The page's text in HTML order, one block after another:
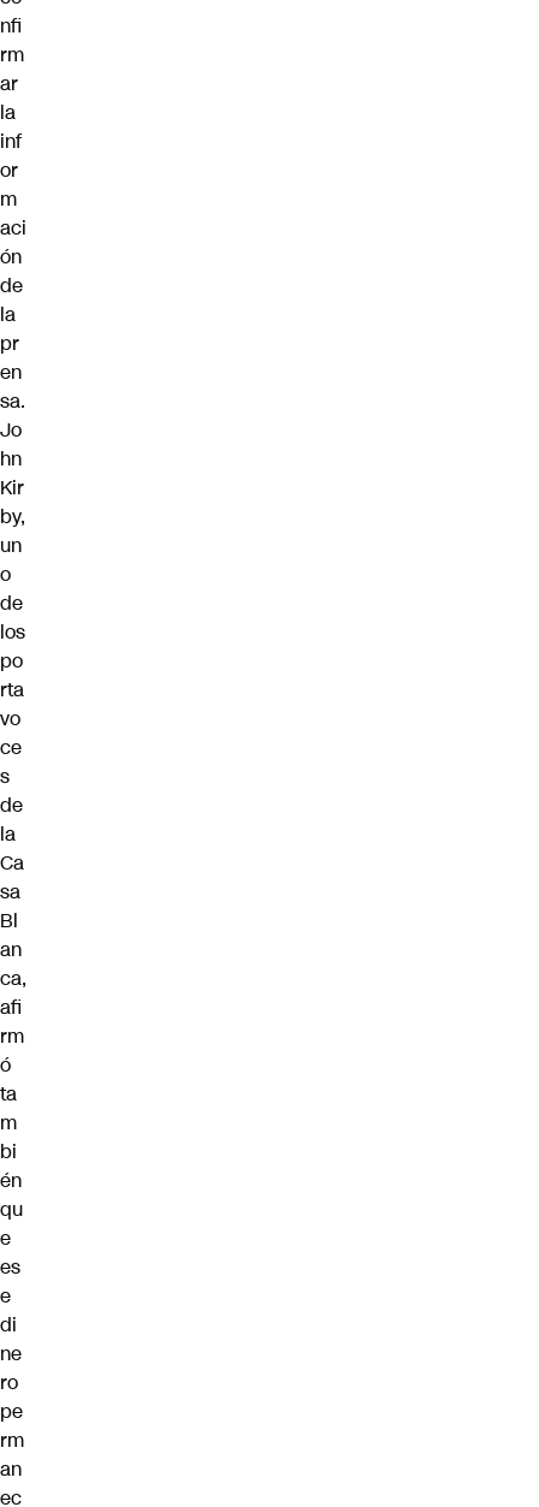
nfi
rm
ar
la
inf
or
m
aci
ón
de
la
pr
en
sa.
Jo
hn
Kir
by,
un
o
de
los
po
rta
vo
ce
s
de
la
Ca
sa
Bl
an
ca,
afi
rm
ó
ta
m
bi
én
qu
e
es
e
di
ne
ro
pe
rm
an
ec